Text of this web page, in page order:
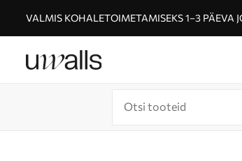
VALMIS KOHALETOIMETAMISEKS 1–3 PÄEVA